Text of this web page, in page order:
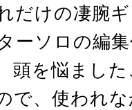
だけの凄腕
ーソロの編
頭を悩まし
で、使われ